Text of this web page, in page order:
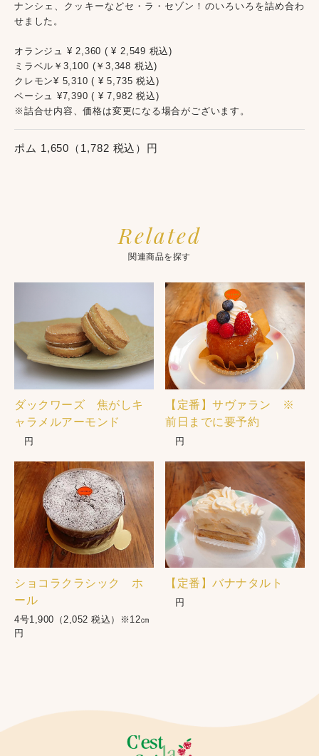
ナンシェ、クッキーなどセ・ラ・セゾン！のいろいろを詰め合わ
せました。
オランジュ ¥ 2,360 ( ¥ 2,549 税込)
ミラベル￥3,100 (￥3,348 税込)
クレモン¥ 5,310 ( ¥ 5,735 税込)
ペーシュ ¥7,390 ( ¥ 7,982 税込)
※詰合せ内容、価格は変更になる場合がございます。
ポム 1,650（1,782 税込）円
Related
関連商品を探す
ダックワーズ 焦がしキ
ャラメルアーモンド
円
【定番】サヴァラン ※
前日までに要予約
円
ショコラクラシック ホ
ール
4号1,900（2,052 税込）※12㎝
円
【定番】バナナタルト
円